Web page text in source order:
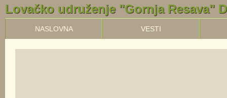
Lovačko udruženje "Gornja Resava"
NASLOVNA VESTI